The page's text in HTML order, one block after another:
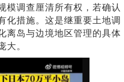
模调查厘清所有权，若确认
化措施。这是继重要土地调
离岛与边境地区管理的具体
大。